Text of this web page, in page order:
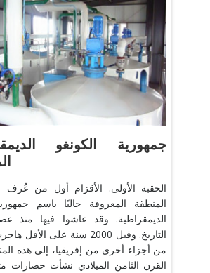
جمهورية الكونغو
الحقبة الأولى. الأقزام أول من
المنطقة المعروفة حاليًا باسم
الديمقراطية. وقد عاشوا فيها منذ
التاريخ. وقبل 2000 سنة على
من أجزاء أخرى من إفريقيا، إلى هذه
القرن الثامن الميلادي نشأت حضارات